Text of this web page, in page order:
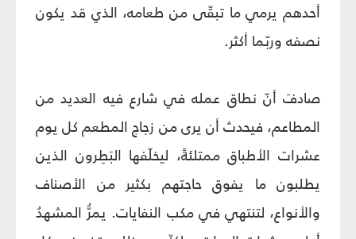
أحدهم يرمي ما تبقّى من طعامه، الذي قد يكون
نصفه وربّما أكثر.
صادفَ أنّ نطاق عمله في شارع فيه العديد من
المطاعم، فيحدث أن يرى من زجاج المطعم كل يوم
عشرات الأطباق ممتلئةً، ليخلّفها البَطِرون الذين
يطلبون ما يفوق حاجتهم بكثير من الأصناف
والأنواع، لتنتهي في مكب النفايات. يمرُّ المشهدُ